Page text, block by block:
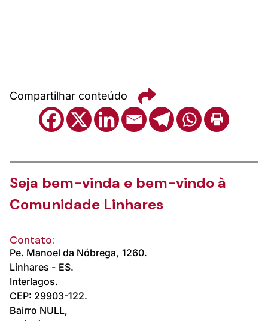
Compartilhar conteúdo
Seja bem-vinda e bem-vindo à
Comunidade Linhares
Contato:
Pe. Manoel da Nóbrega, 1260.
Linhares - ES.
Interlagos.
CEP: 29903-122.
Bairro NULL,